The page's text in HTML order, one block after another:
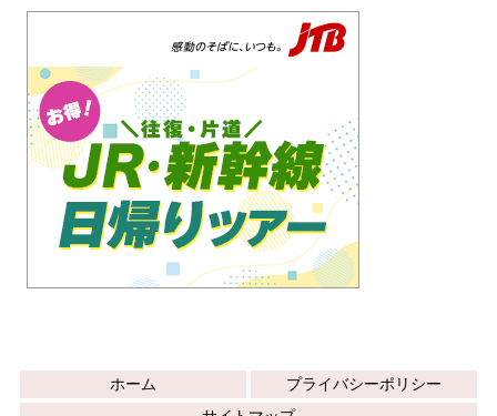
ホーム
プライバシーポリシー